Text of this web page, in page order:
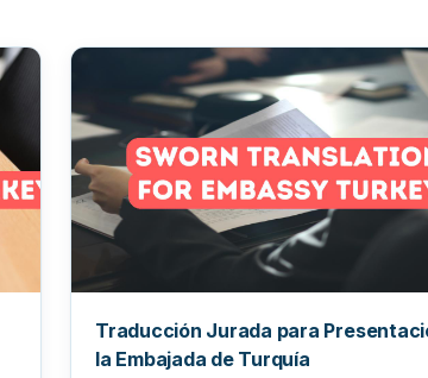
Traducción Jurada para
la Embajada de Turquía